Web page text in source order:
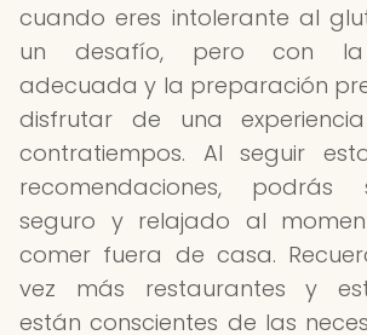
cuando eres intolerante al
un desafío, pero con la
adecuada y la preparación
disfrutar de una
contratiempos. Al seguir
recomendaciones, podrás
seguro y relajado al
comer fuera de casa.
vez más restaurantes y
están conscientes de las